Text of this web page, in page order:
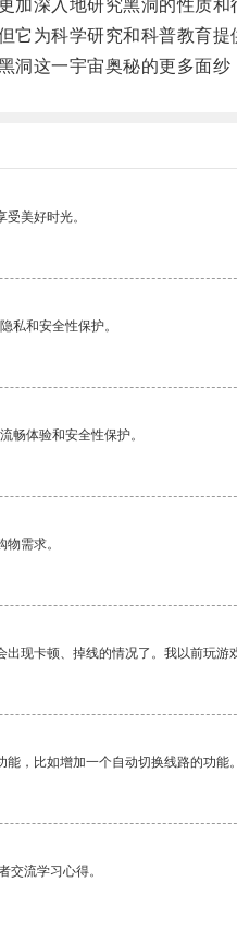
深入地研究黑洞的性质和
为科学研究和科普教育提
这一宇宙奥秘的更多面纱
美好时光。
私和安全性保护。
畅体验和安全性保护。
需求。
现卡顿、掉线的情况了。我以前玩游
，比如增加一个自动切换线路的功能。
交流学习心得。